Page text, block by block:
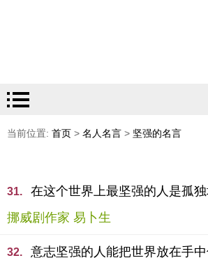
当前位置: 首页 > 名人名言 > 坚强的名言
31.
在这个世界上最坚强的人是孤独
挪威剧作家 易卜生
32.
意志坚强的人能把世界放在手中